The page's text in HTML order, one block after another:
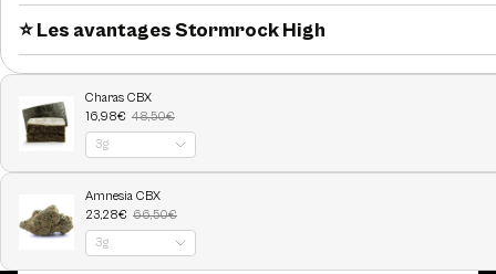
⭐️ Les avantages Stormrock High